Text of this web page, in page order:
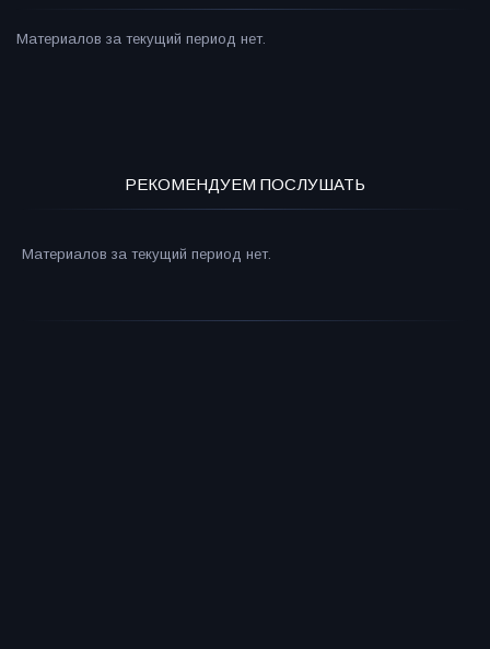
Материалов за текущий период нет.
РЕКОМЕНДУЕМ ПОСЛУШАТЬ
Материалов за текущий период нет.